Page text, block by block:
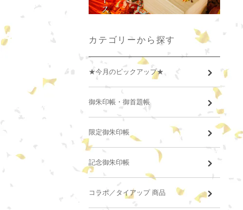
カテゴリーから探す
★今月のピックアップ★
御朱印帳・御首題帳
限定御朱印帳
記念御朱印帳
コラボ／タイアップ 商品